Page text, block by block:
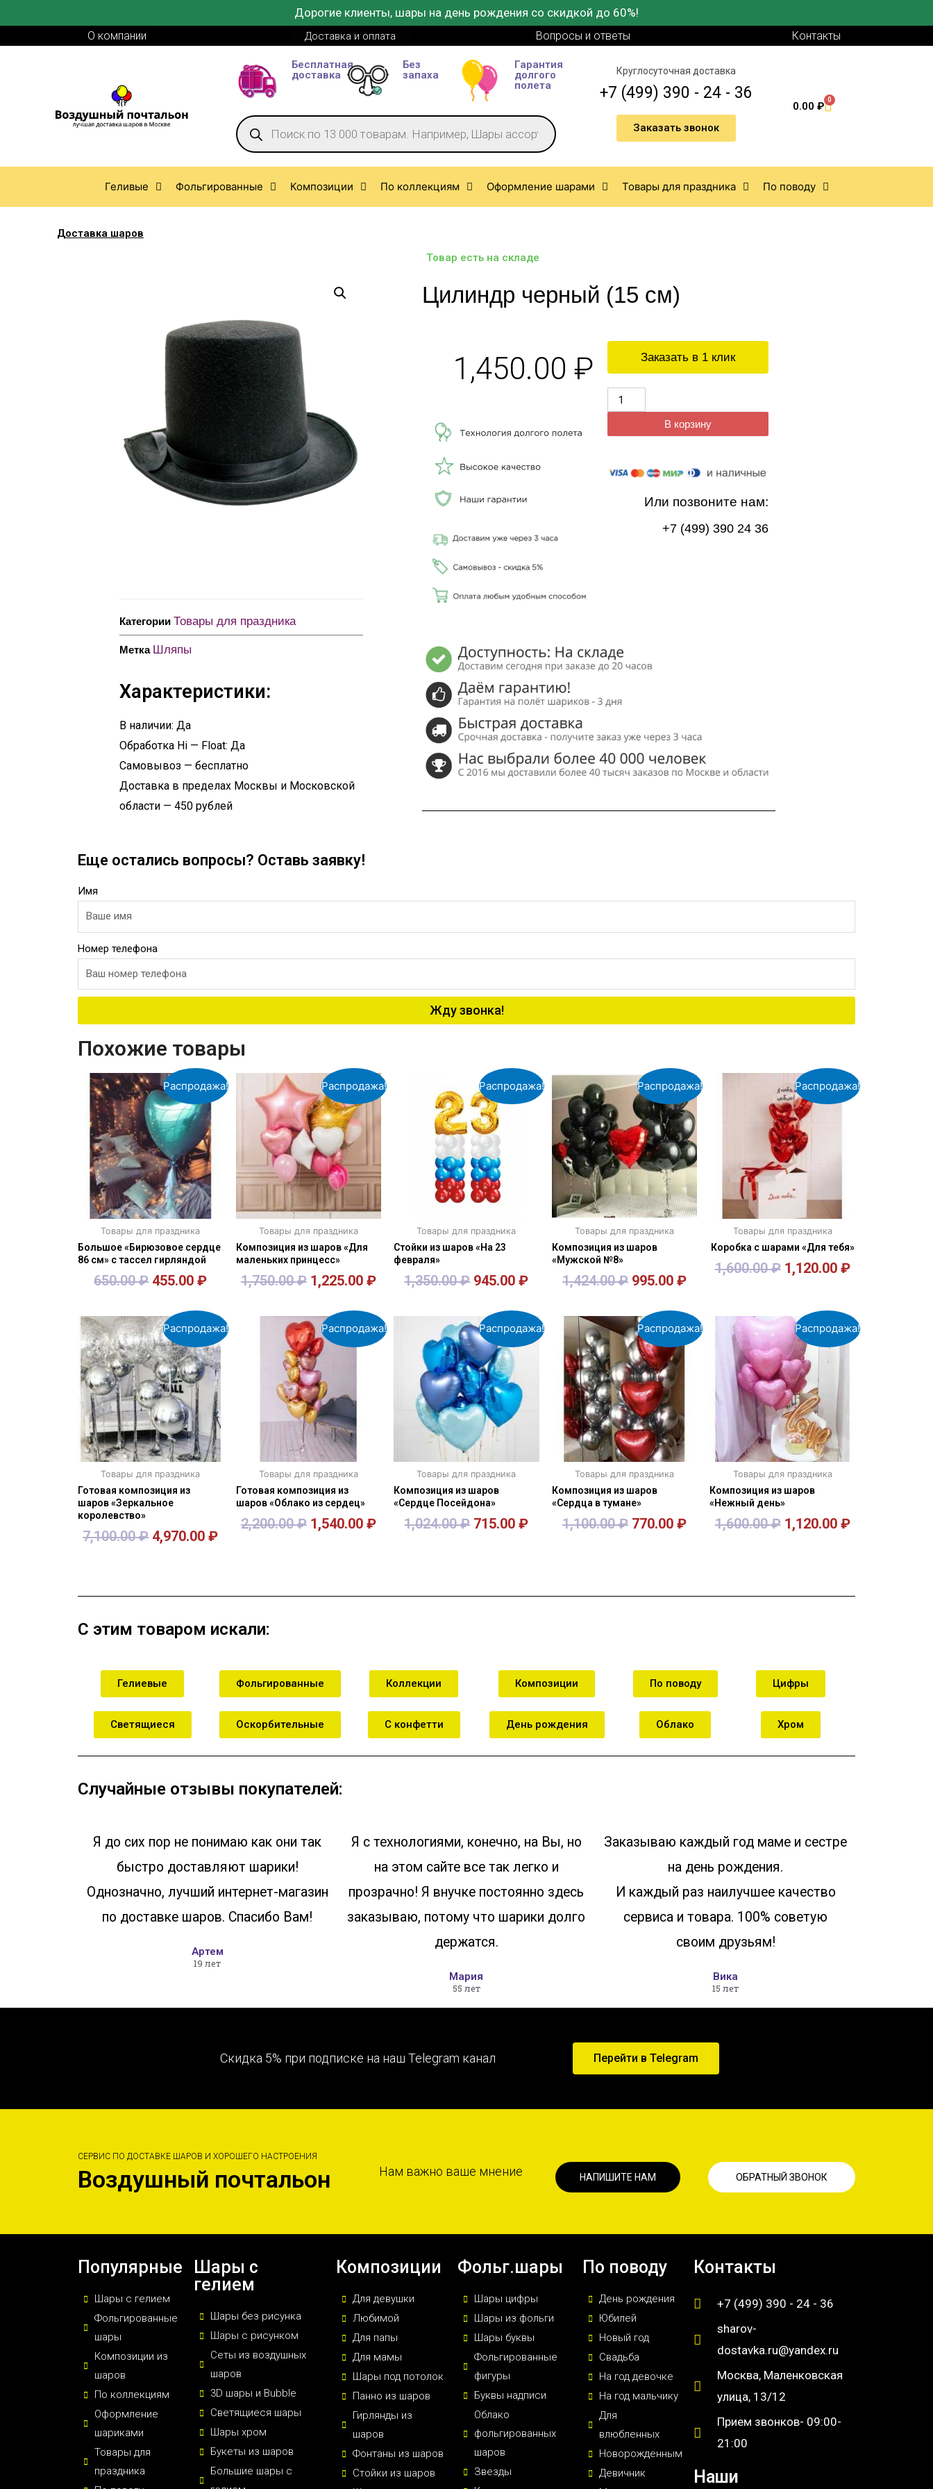
Дорогие клиенты, шары на день рождения со скидкой до 60%!
О компании Доставка и оплата Вопросы и ответы Контакты
Бесплатная
доставка
Без
запаха
Гарантия
долгого
полета
Круглосуточная доставка
+7 (499) 390 - 24 - 36
Заказать звонок
0.00₽ 0
Геливые Фольгированные Композиции По коллекциям Оформление шарами Товары для праздника По поводу
Доставка шаров
Категории Товары для праздника
Метка Шляпы
Характеристики:
В наличии: Да
Обработка Hi — Float: Да
Самовывоз — бесплатно
Доставка в пределах Москвы и Московской
области — 450 рублей
Товар есть на складе
Цилиндр черный (15 см)
1,450.00₽ Заказать в 1 клик
В корзину
Или позвоните нам:
+7 (499) 390 24 36
Еще остались вопросы? Оставь заявку!
Имя
Номер телефона
Жду звонка!
Похожие товары
Распродажа!
Товары для праздника
Большое «Бирюзовое сердце
86 см» с тассел гирляндой
650.00₽ 455.00₽
Распродажа!
Товары для праздника
Композиция из шаров «Для
маленьких принцесс»
1,750.00₽ 1,225.00 ₽
Распродажа!
Товары для праздника
Стойки из шаров «На 23
февраля»
1,350.00₽ 945.00₽
Распродажа!
Товары для праздника
Композиция из шаров
«Мужской №8»
1,424.00₽ 995.00₽
Распродажа!
Товары для праздника
Коробка с шарами «Для тебя»
1,600.00₽ 1,120.00 ₽
Распродажа!
Товары для праздника
Готовая композиция из
шаров «Зеркальное
королевство»
7,100.00₽ 4,970.00₽
Распродажа!
Товары для праздника
Готовая композиция из
шаров «Облако из сердец»
2,200.00₽ 1,540.00 ₽
Распродажа!
Товары для праздника
Композиция из шаров
«Сердце Посейдона»
1,024.00₽ 715.00₽
Распродажа!
Товары для праздника
Композиция из шаров
«Сердца в тумане»
1,100.00₽ 770.00₽
Распродажа!
Товары для праздника
Композиция из шаров
«Нежный день»
1,600.00₽ 1,120.00 ₽
С этим товаром искали:
Гелиевые
Светящиеся
Фольгированные
Оскорбительные
Коллекции
С конфетти
Композиции
День рождения
По поводу
Облако
Цифры
Хром
Случайные отзывы покупателей:
Я до сих пор не понимаю как они так
быстро доставляют шарики!
Однозначно, лучший интернет-магазин
по доставке шаров. Спасибо Вам!
Артем
19 лет
Я с технологиями, конечно, на Вы, но
на этом сайте все так легко и
прозрачно! Я внучке постоянно здесь
заказываю, потому что шарики долго
держатся.
Мария
55 лет
Заказываю каждый год маме и сестре
на день рождения.
И каждый раз наилучшее качество
сервиса и товара. 100% советую
своим друзьям!
Вика
15 лет
Скидка 5% при подписке на наш Telegram канал Перейти в Telegram
СЕРВИС ПО ДОСТАВКЕ ШАРОВ И ХОРОШЕГО НАСТРОЕНИЯ
Воздушный почтальон Нам важно ваше мнение НАПИШИТЕ НАМ ОБРАТНЫЙ ЗВОНОК
Популярные
Шары с гелием
Фольгированные
шары
Композиции из
шаров
По коллекциям
Оформление
шариками
Товары для
праздника
Шары с
гелием
Шары без рисунка
Шары с рисунком
Сеты из воздушных
шаров
3D шары и Bubble
Светящиеся шары
Шары хром
Букеты из шаров
Большие шары с
Композиции
Для девушки
Любимой
Для папы
Для мамы
Шары под потолок
Панно из шаров
Гирлянды из
шаров
Фонтаны из шаров
Стойки из шаров
Фольг.шары
Шары цифры
Шары из фольги
Шары буквы
Фольгированные
фигуры
Буквы надписи
Облако
фольгированных
шаров
Звезды
По поводу
День рождения
Юбилей
Новый год
Свадьба
На год девочке
На год мальчику
Для
влюбленных
Новорожденным
Девичник
Контакты
+7 (499) 390 - 24 - 36
sharov-
dostavka.ru@yandex.ru
Москва, Маленковская
улица, 13/12
Прием звонков- 09:00-
21:00
Наши